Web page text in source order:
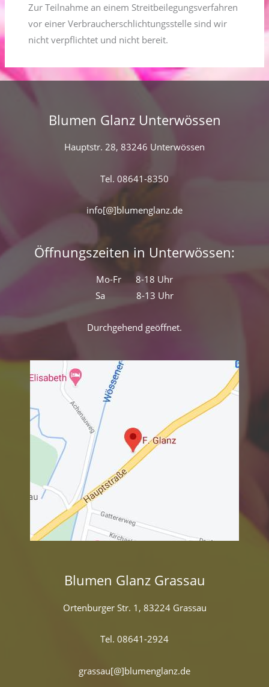
Zur Teilnahme an einem Streitbeilegungsverfahren
vor einer Verbraucherschlichtungsstelle sind wir
nicht verpflichtet und nicht bereit.
Blumen Glanz Unterwössen
Hauptstr. 28, 83246 Unterwössen
Tel. 08641-8350
info[@]blumenglanz.de
Öffnungszeiten in Unterwössen:
Mo-Fr 8-18 Uhr
Sa 8-13 Uhr
Durchgehend geöffnet.
Blumen Glanz Grassau
Ortenburger Str. 1, 83224 Grassau
Tel. 08641-2924
grassau[@]blumenglanz.de